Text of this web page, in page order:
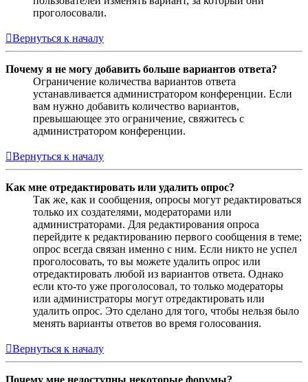
проголосовали.
Вернуться к началу
Почему я не могу добавить больше вариантов ответа?
Ограничение количества вариантов ответа
устанавливается администратором конференции. Если
вам нужно добавить количество вариантов,
превышающее это ограничение, свяжитесь с
администратором конференции.
Вернуться к началу
Как мне отредактировать или удалить опрос?
Так же, как и сообщения, опросы могут редактироваться
только их создателями, модераторами или
администраторами. Для редактирования опроса
перейдите к редактированию первого сообщения в теме;
опрос всегда связан именно с ним. Если никто не успел
проголосовать, то вы можете удалить опрос или
отредактировать любой из вариантов ответа. Однако
если кто-то уже проголосовал, то только модераторы
или администраторы могут отредактировать или
удалить опрос. Это сделано для того, чтобы нельзя было
менять варианты ответов во время голосования.
Вернуться к началу
Почему мне недоступны некоторые форумы?